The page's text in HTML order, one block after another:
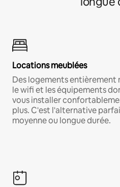
Locations meublées
Des logements entièrement
le wifi et les équipements
vous installer
plus. C'est l'alternative
moyenne ou longue durée.